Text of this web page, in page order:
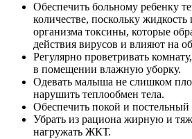
Обеспечить больному ребенку
количестве, поскольку
организма токсины, которые
действия вирусов и влияют на
Регулярно проветривать
в помещении влажную уборку.
Одевать малыша не слишком
нарушить теплообмен тела.
Обеспечить покой и
Убрать из рациона жирную и
нагружать ЖКТ.